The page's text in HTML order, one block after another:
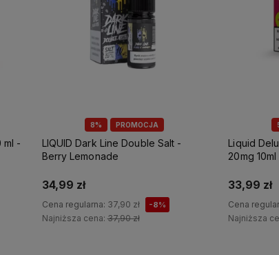
ml -
8% PROMOCJA
LIQUID Dark Line Double Salt -
Berry Lemonade
34,99 zł
Cena regularna: 37,90 zł -8%
Najniższa cena:37,90 zł
Liquid
20mg 10ml
33,99 zł
Cena
Najniższa